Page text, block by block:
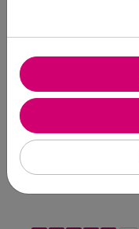
Walking in victory
Sí,
¿Le ha
23 0
Marcar esta